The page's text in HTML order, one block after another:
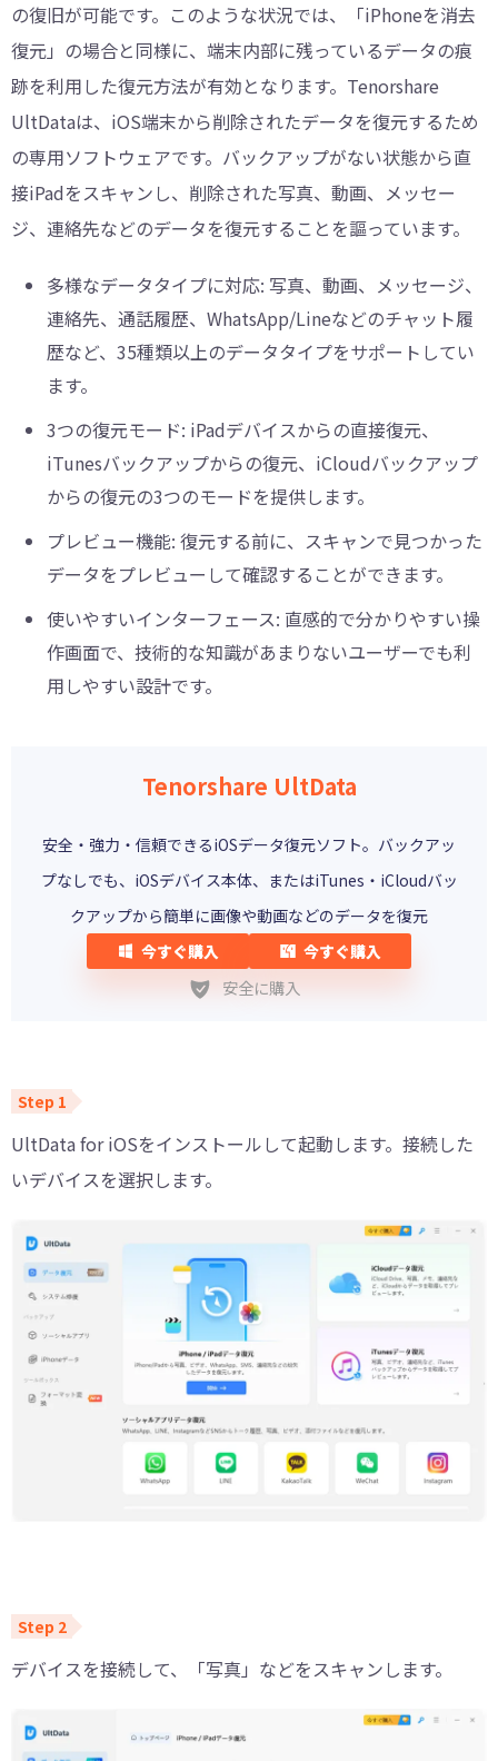
の復旧が可能です。このような状況では、「iPhoneを消去
復元」の場合と同様に、端末内部に残っているデータの痕
跡を利用した復元方法が有効となります。Tenorshare
UltDataは、iOS端末から削除されたデータを復元するため
の専用ソフトウェアです。バックアップがない状態から直
接iPadをスキャンし、削除された写真、動画、メッセー
ジ、連絡先などのデータを復元することを謳っています。
多様なデータタイプに対応: 写真、動画、メッセージ、
連絡先、通話履歴、WhatsApp/Lineなどのチャット履
歴など、35種類以上のデータタイプをサポートしてい
ます。
3つの復元モード: iPadデバイスからの直接復元、
iTunesバックアップからの復元、iCloudバックアップ
からの復元の3つのモードを提供します。
プレビュー機能: 復元する前に、スキャンで見つかった
データをプレビューして確認することができます。
使いやすいインターフェース: 直感的で分かりやすい操
作画面で、技術的な知識があまりないユーザーでも利
用しやすい設計です。
Tenorshare UltData
安全・強力・信頼できるiOSデータ復元ソフト。バックアッ
プなしでも、iOSデバイス本体、またはiTunes・iCloudバッ
クアップから簡単に画像や動画などのデータを復元
今すぐ購入
今すぐ購入
安全に購入
UltData for iOSをインストールして起動します。接続した
いデバイスを選択します。
デバイスを接続して、「写真」などをスキャンします。